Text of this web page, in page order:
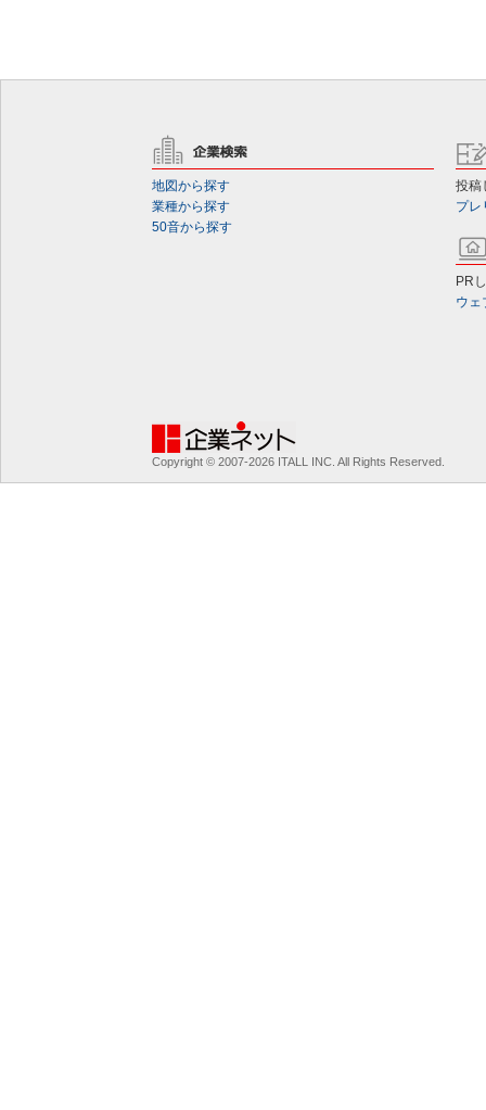
地図から探す
業種から探す
50音から探す
投稿
プレ
PR
ウェ
Copyright © 2007-2026 ITALL INC. All Rights Reserved.